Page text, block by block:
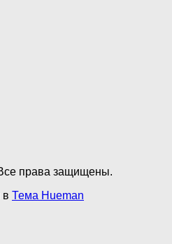
права защищены.
в Тема Hueman